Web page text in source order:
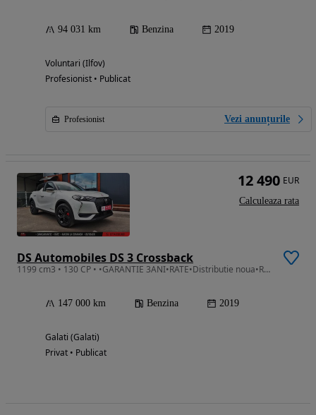
94 031 km Benzina 2019
Voluntari (Ilfov)
Profesionist • Publicat
Profesionist Vezi anunțurile
DS Automobiles DS 3 Crossback
1199 cm3 • 130 CP • •GARANTIE 3ANI•RATE•Distributie noua•RAR efectuat•Revizie nouă•Euro6
147 000 km Benzina 2019
Galati (Galati)
Privat • Publicat
12 490 EUR
Calculeaza rata